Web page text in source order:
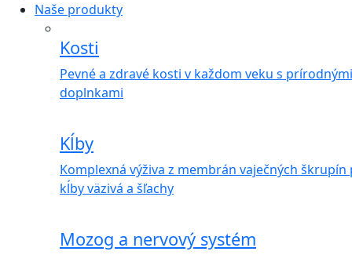
Naše produkty
Kosti
Pevné a zdravé kosti v každom veku s prírodnými
doplnkami
Kĺby
Komplexná výživa z membrán vaječných škrupín
kĺby väzivá a šľachy
Mozog a nervový systém